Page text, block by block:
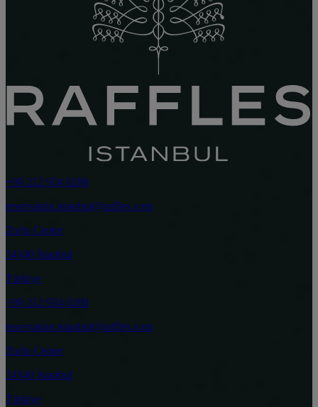
+90 212 924 0200
reservation.istanbul@raffles.com
Zorlu Center
34340 İstanbul
Türkiye
+90 212 924 0200
reservation.istanbul@raffles.com
Zorlu Center
34340 İstanbul
Türkiye